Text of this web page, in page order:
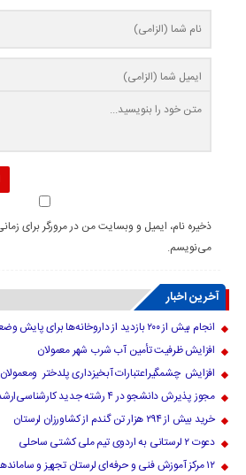
ذخیره نام، ایمیل و وبسایت من در مرورگر برای
می‌نویسم.
آخرین اخبار
انجام بیش از ۲۰۰ بازدید از داروخانه‌ها برای پایش وضعیت دارویی لرستان
افزایش ظرفیت تأمین آب شرب شهر معمولان
افزایش چشمگیراعتبارات آبخیزداری پلدختر ومعمولان
مجوز پذیرش دانشجو در ۴ رشته جدید کارشناسی‌ارشد دانشگاه لرستان صادر شد
خرید بیش از ۲۹۴ هزار تن گندم از کشاورزان لرستان
دعوت ۲ لرستانی به اردوی تیم ملی کشتی ساحلی
۱۲ مرکز آموزش فنی و حرفه‌ای لرستان تجهیز و ساماندهی شد